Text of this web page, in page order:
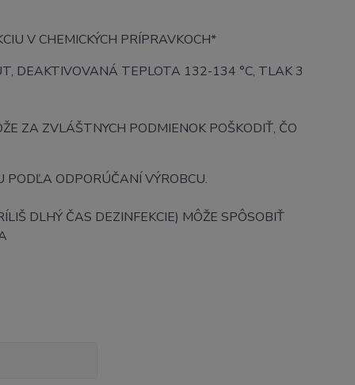
V CHEMICKÝCH PRÍPRAVKOCH*
DEAKTIVOVANÁ TEPLOTA 132-134 °C, TLAK 3
ZA ZVLÁŠTNYCH PODMIENOK POŠKODIŤ, ČO
ODPORÚČANÍ VÝROBCU.
DLHÝ ČAS DEZINFEKCIE) MÔŽE SPÔSOBIŤ